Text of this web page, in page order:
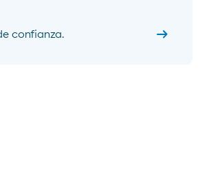
confianza. arrow_right_alt